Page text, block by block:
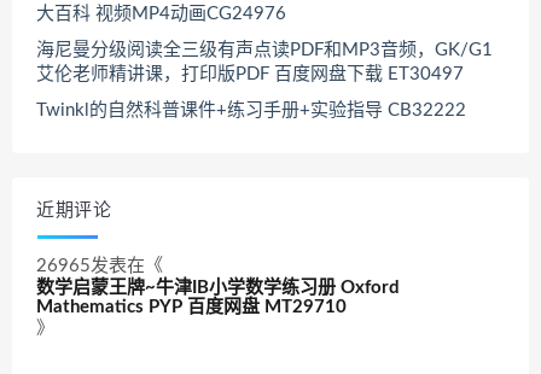
大百科 视频MP4动画CG24976
海尼曼分级阅读全三级有声点读PDF和MP3音频，GK/G1
艾伦老师精讲课，打印版PDF 百度网盘下载 ET30497
Twinkl的自然科普课件+练习手册+实验指导 CB32222
近期评论
26965发表在《
数学启蒙王牌~牛津IB小学数学练习册 Oxford
Mathematics PYP 百度网盘 MT29710
》